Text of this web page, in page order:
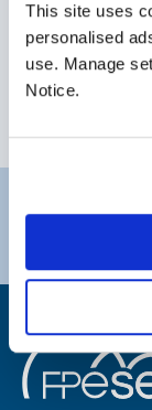
This site uses
personalised
use. Manage
Notice.
Vergessen Sie
Informationen über
erhalten.